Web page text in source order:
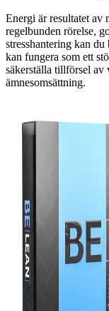
Energi är resultatet av
regelbunden rörelse,
stresshantering kan
kan fungera som ett
säkerställa tillförsel av
ämnesomsättning.